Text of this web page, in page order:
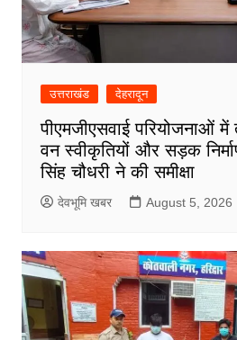
उत्तराखंड देहरादून
पीएमजीएसवाई परियोजनाओं में
वन स्वीकृतियों और सड़क
सिंह चौधरी ने की समीक्षा
देवभूमि खबर August 5, 2026